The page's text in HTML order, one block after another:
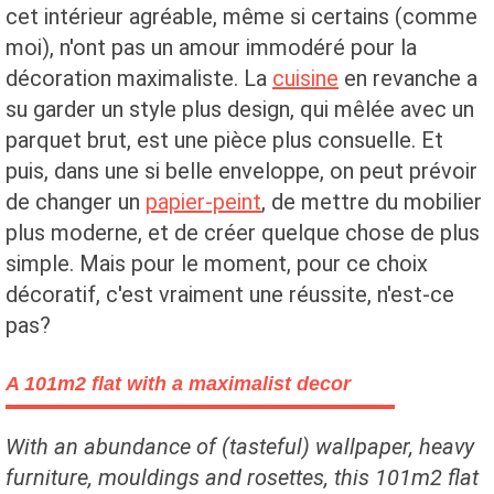
cet intérieur agréable, même si certains (comme
moi), n'ont pas un amour immodéré pour la
décoration maximaliste. La cuisine en revanche a
su garder un style plus design, qui mêlée avec un
parquet brut, est une pièce plus consuelle. Et
puis, dans une si belle enveloppe, on peut prévoir
de changer un papier-peint, de mettre du mobilier
plus moderne, et de créer quelque chose de plus
simple. Mais pour le moment, pour ce choix
décoratif, c'est vraiment une réussite, n'est-ce
pas?
A 101m2 flat with a maximalist decor
With an abundance of (tasteful) wallpaper, heavy
furniture, mouldings and rosettes, this 101m2 flat